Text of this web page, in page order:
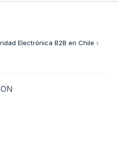
Electrónica B2B en Chile ›